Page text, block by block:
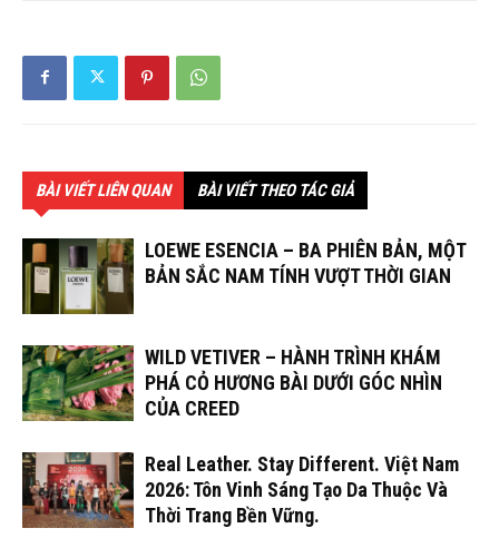
BÀI VIẾT LIÊN QUAN BÀI VIẾT THEO TÁC GIẢ
LOEWE ESENCIA – BA PHIÊN BẢN, MỘT
BẢN SẮC NAM TÍNH VƯỢT THỜI GIAN
WILD VETIVER – HÀNH TRÌNH KHÁM
PHÁ CỎ HƯƠNG BÀI DƯỚI GÓC NHÌN
CỦA CREED
Real Leather. Stay Different. Việt Nam
2026: Tôn Vinh Sáng Tạo Da Thuộc Và
Thời Trang Bền Vững.